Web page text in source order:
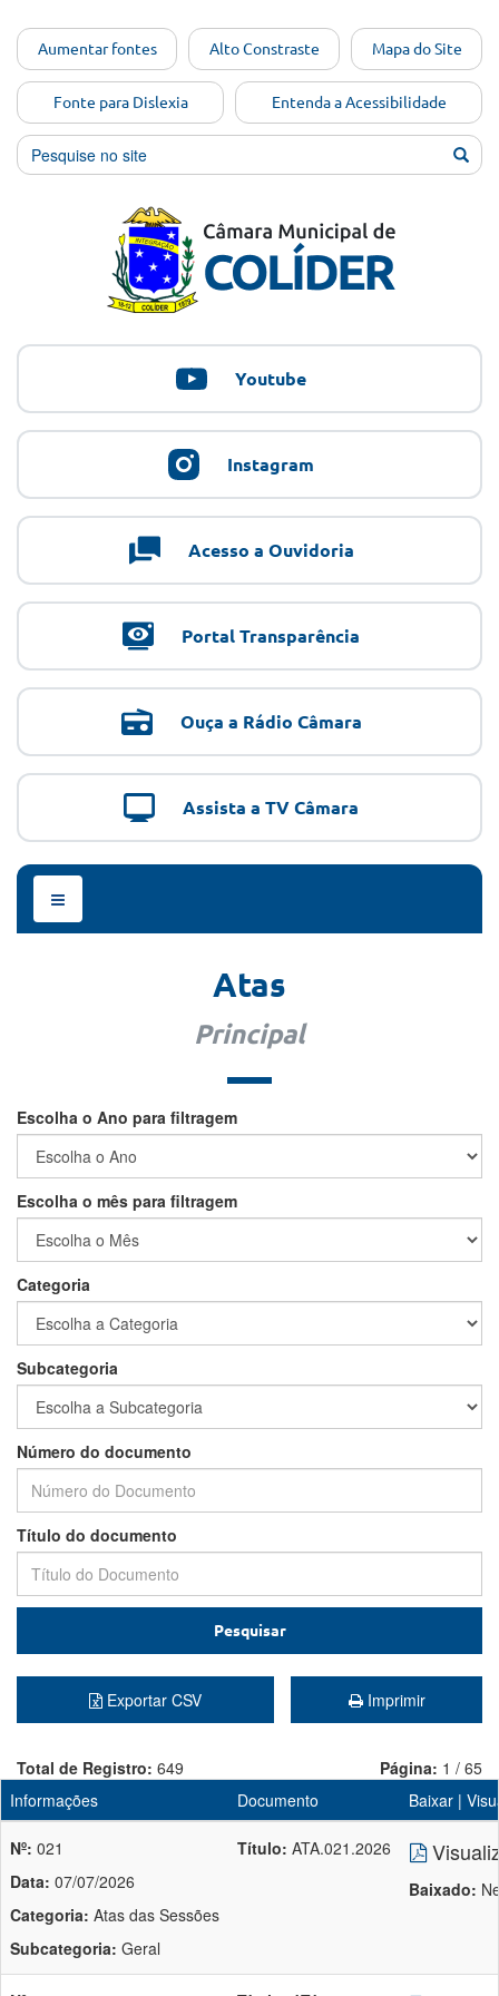
conteúdo
[Alt+1]
Ir para
o menu
[Alt+2]
[Alt+4]
Aumentar fontes Alto Constraste Mapa do Site
Fonte para Dislexia Entenda a Acessibilidade
Youtube
Instagram
Acesso a Ouvidoria
Portal Transparência
Ouça a Rádio Câmara
Assista a TV Câmara
Menu
de
Atas
Principal
Escolha o Ano para filtragem
Escolha o mês para filtragem
Categoria
Subcategoria
Número do documento
Título do documento
Pesquisar
Exportar CSV Imprimir
Total de Registro: 649 Página: 1 / 65
Informações
Documento Baixar |
Nº: 021
Data: 07/07/2026
Categoria: Atas das Sessões
Subcategoria: Geral
Título: ATA.021.2026
Baixado: